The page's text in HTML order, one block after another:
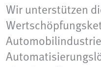
Wir unterstützen